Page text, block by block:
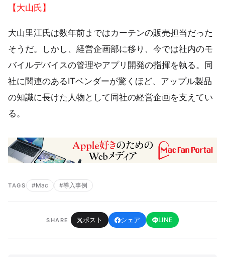
【大山氏】
大山里江氏は数年前まではカーテンの販売担当だった
そうだ。しかし、経営企画部に移り、今では社内のモ
バイルデバイスの管理やアプリ開発の指揮を執る。同
社に関連のあるITベンダーが驚くほど、アップル製品
の知識に長けた人物として同社の経営企画を支えてい
る。
TAGS #Mac #導入事例
SHARE ポスト シェア LINE